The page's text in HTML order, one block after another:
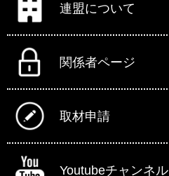
連盟について
関係者ページ
取材申請
Youtubeチャンネル